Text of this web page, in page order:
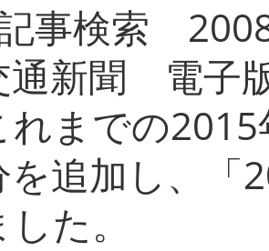
事検索
新聞 電子
れまでの
を追加し、「
まし